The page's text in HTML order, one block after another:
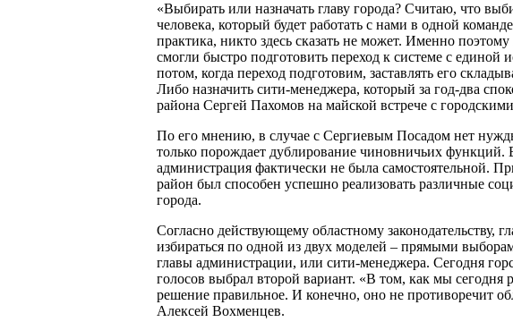
«Выбирать или назначать главу города? Считаю, что
человека, который будет работать с нами в одной
практика, никто здесь сказать не может. Именно
смогли быстро подготовить переход к системе с единой
потом, когда переход подготовим, заставлять его
Либо назначить сити-менеджера, который за год-два
района Сергей Пахомов на майской встрече с
По его мнению, в случае с Сергиевым Посадом нет
только порождает дублирование чиновничьих функций.
администрация фактически не была самостоятельной.
район был способен успешно реализовать различные
города.
Согласно действующему областному законодательству,
избираться по одной из двух моделей – прямыми
главы администрации, или сити-менеджера. Сегодня
голосов выбрал второй вариант. «В том, как мы сегодня
решение правильное. И конечно, оно не противоречит
Алексей Вохменцев.